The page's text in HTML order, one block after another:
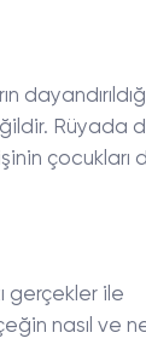
Rüyada
çocukları
gerçekler ile
nasıl ve